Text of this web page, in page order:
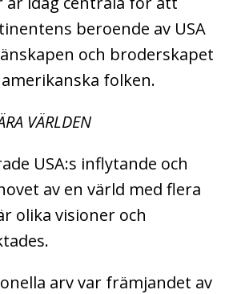
beroende av USA
och broderskapet
folken.
VÄRLDEN
USA:s inflytande och
av en värld med flera
olika visioner och
arv var främjandet av